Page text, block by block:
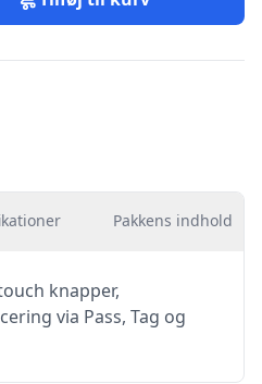
Pakkens indhold
knapper,
via Pass, Tag og